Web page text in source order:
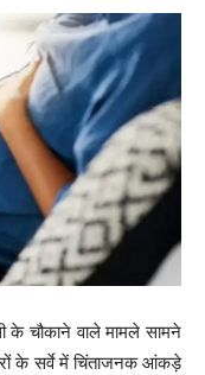
के चौकाने वाले मामले सामने
के सर्वे में चिंताजनक आंकड़े